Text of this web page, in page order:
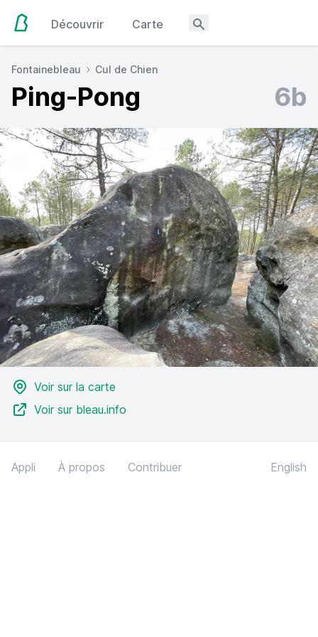
Découvrir Carte
Fontainebleau Cul de Chien
Ping-Pong 6b
Voir sur la carte
Voir sur bleau.info
Appli À propos Contribuer English